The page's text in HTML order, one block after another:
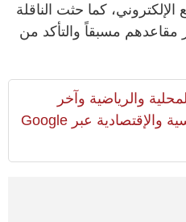
كما حثت الناقلة
مقاعدهم مسبقاً والتأكد من
والرياضية وآخر
المستجدات السياسية والإقتصادية عبر Google